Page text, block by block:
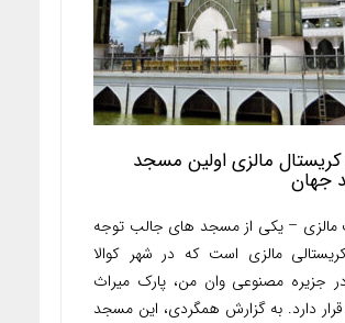
مالزی اولین مسجد
جهان
مالزی – یکی از مسجد های جالب توجه
مالزی است که در شهر کوالا
در جزیره مصنوعی وان من، پارک میراث
قرار دارد. به گزارش همگردی، این مسجد